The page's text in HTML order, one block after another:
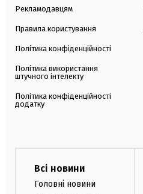
Рекламодавцям
Правила користування
Політика конфіденційності
Політика використання
штучного інтелекту
Політика конфіденційності
додатку
Всі новини
Головні новини